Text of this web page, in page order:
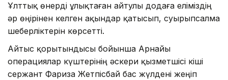
Ұлттық өнерді ұлықтаған айтулы додаға еліміздің
әр өңірінен келген ақындар қатысып, суырыпсалма
шеберліктерін көрсетті.
Айтыс қорытындысы бойынша Арнайы
операциялар күштерінің әскери қызметшісі кіші
сержант Фариза Жетпісбай бас жүлдені жеңіп